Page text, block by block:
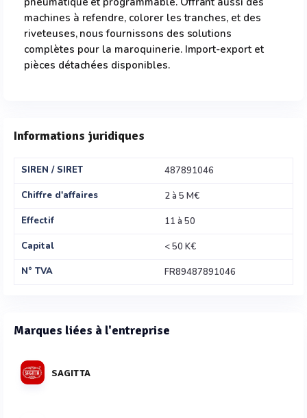
machines à refendre, colorer les tranches, et des
riveteuses, nous fournissons des solutions
complètes pour la maroquinerie. Import-export et
pièces détachées disponibles.
Informations juridiques
SIREN / SIRET
487891046
Chiffre d'affaires
2 à 5 M€
Effectif
11 à 50
Capital
< 50 K€
N° TVA
FR89487891046
Marques liées à l'entreprise
SAGITTA